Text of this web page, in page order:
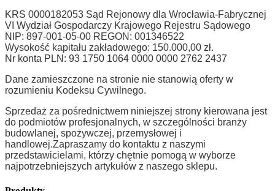
KRS 0000182053 Sąd Rejonowy dla Wrocławia-Fabrycznej
VI Wydział Gospodarczy Krajowego Rejestru Sądowego
NIP: 897-001-05-00 REGON: 001346522
Wysokość kapitału zakładowego: 150.000,00 zł.
Nr konta PLN: 93 1750 1064 0000 0000 2762 2437
Dane zamieszczone na stronie nie stanowią oferty w
rozumieniu Kodeksu Cywilnego.
Sprzedaż za pośrednictwem niniejszej strony kierowana jest
do podmiotów profesjonalnych, w szczególności branży
budowlanej, spożywczej, przemysłowej i
handlowej.Zapraszamy do kontaktu z naszymi
przedstawicielami, którzy chętnie pomogą w wyborze
najpotrzebniejszych artykułów z naszego sklepu.